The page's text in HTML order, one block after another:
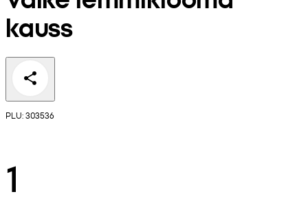
kauss
PLU: 303536
1